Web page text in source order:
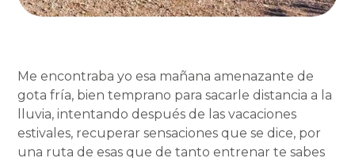
Me encontraba yo esa mañana amenazante de
gota fría, bien temprano para sacarle distancia a la
lluvia, intentando después de las vacaciones
estivales, recuperar sensaciones que se dice, por
una ruta de esas que de tanto entrenar te sabes